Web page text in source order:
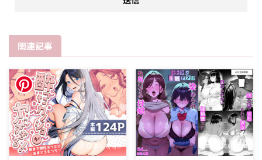
関連記事
2026/8/8 2026/8/8